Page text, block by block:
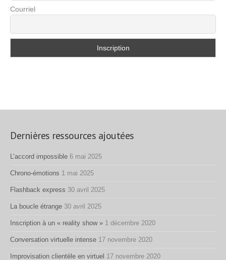
Courriel
Dernières ressources ajoutées
L’accord impossible 6 mai 2025
Chrono-émotions 1 mai 2025
Flashback express 30 avril 2025
La boucle étrange 30 avril 2025
Inscription à un « reality show » 1 décembre 2020
Conversation virtuelle intense 17 novembre 2020
Improvisation clientèle en virtuel 17 novembre 2020